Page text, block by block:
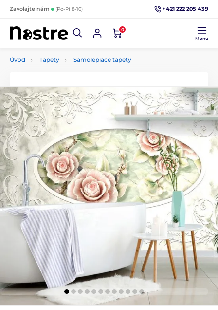
Zavolajte nám (Po-Pi 8-16) +421 222 205 439
0
Menu
Úvod Tapety Samolepiace tapety